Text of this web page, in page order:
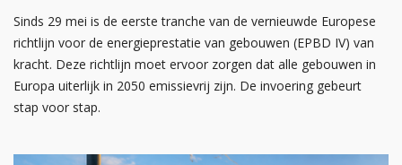
Sinds 29 mei is de eerste tranche van de vernieuwde Europese
richtlijn voor de energieprestatie van gebouwen (EPBD IV) van
kracht. Deze richtlijn moet ervoor zorgen dat alle gebouwen in
Europa uiterlijk in 2050 emissievrij zijn. De invoering gebeurt
stap voor stap.